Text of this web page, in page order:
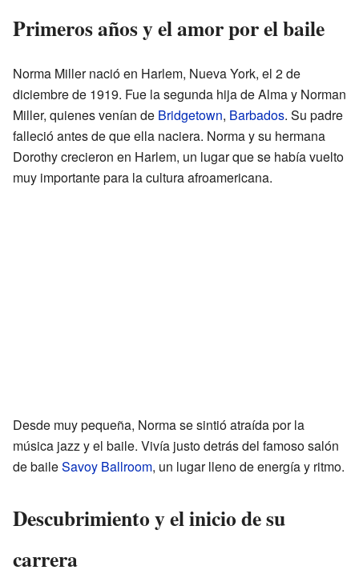
Primeros años y el amor por el baile
Norma Miller nació en Harlem, Nueva York, el 2 de
diciembre de 1919. Fue la segunda hija de Alma y Norman
Miller, quienes venían de Bridgetown, Barbados. Su padre
falleció antes de que ella naciera. Norma y su hermana
Dorothy crecieron en Harlem, un lugar que se había vuelto
muy importante para la cultura afroamericana.
Desde muy pequeña, Norma se sintió atraída por la
música jazz y el baile. Vivía justo detrás del famoso salón
de baileSavoy Ballroom, un lugar lleno de energía y ritmo.
Descubrimiento y el inicio de su
carrera